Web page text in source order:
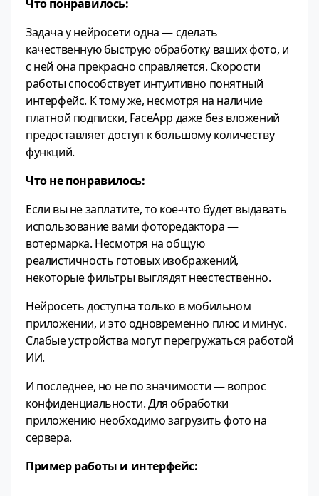
Что понравилось:
Задача у нейросети одна — сделать
качественную быструю обработку ваших фото, и
с ней она прекрасно справляется. Скорости
работы способствует интуитивно понятный
интерфейс. К тому же, несмотря на наличие
платной подписки, FaceApp даже без вложений
предоставляет доступ к большому количеству
функций.
Что не понравилось:
Если вы не заплатите, то кое-что будет выдавать
использование вами фоторедактора —
вотермарка. Несмотря на общую
реалистичность готовых изображений,
некоторые фильтры выглядят неестественно.
Нейросеть доступна только в мобильном
приложении, и это одновременно плюс и минус.
Слабые устройства могут перегружаться работой
ИИ.
И последнее, но не по значимости — вопрос
конфиденциальности. Для обработки
приложению необходимо загрузить фото на
сервера.
Пример работы и интерфейс: